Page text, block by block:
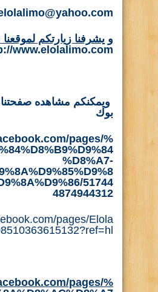
و يشرفنا زيارتكم
www.elolalimo.com
ويمكنكم مشاهده
بوك
pages/%
%D8%A7-
51744
4874944312
pages/Elola
pages/%